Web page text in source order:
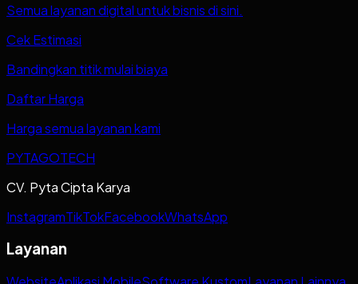
Semua layanan digital untuk bisnis di sini.
Cek Estimasi
Bandingkan titik mulai biaya
Daftar Harga
Harga semua layanan kami
PYTAGOTECH
CV. Pyta Cipta Karya
InstagramTikTokFacebookWhatsApp
Layanan